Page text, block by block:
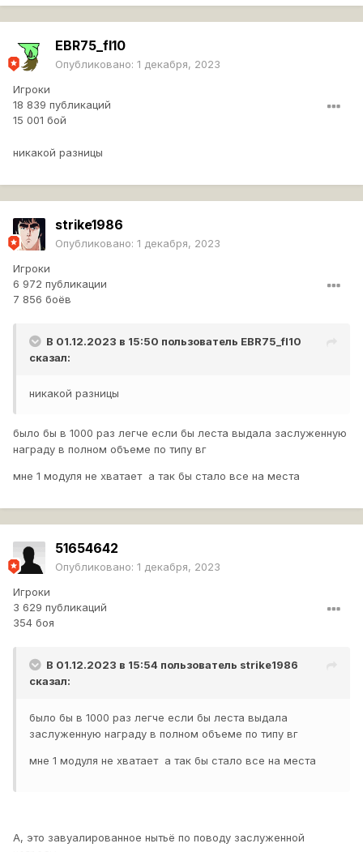
EBR75_fl10
Опубликовано: 1 декабря, 2023
Игроки
18 839 публикаций
15 001 бой
никакой разницы
strike1986
Опубликовано: 1 декабря, 2023
Игроки
6 972 публикации
7 856 боёв
В 01.12.2023 в 15:50 пользователь EBR75_fl10
сказал:
никакой разницы
было бы в 1000 раз легче если бы леста выдала заслуженную
награду в полном объеме по типу вг
мне 1 модуля не хватает а так бы стало все на места
51654642
Опубликовано: 1 декабря, 2023
Игроки
3 629 публикаций
354 боя
В 01.12.2023 в 15:54 пользователь strike1986
сказал:
было бы в 1000 раз легче если бы леста выдала
заслуженную награду в полном объеме по типу вг
мне 1 модуля не хватает а так бы стало все на места
А, это завуалированное нытьё по поводу заслуженной